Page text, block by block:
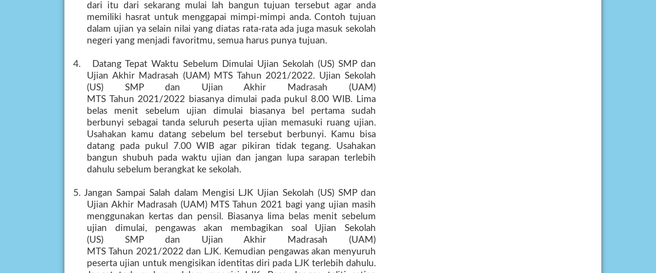
dari itu dari sekarang mulai lah bangun tujuan tersebut agar anda
memiliki hasrat untuk menggapai mimpi-mimpi anda. Contoh tujuan
dalam ujian ya selain nilai yang diatas rata-rata ada juga masuk sekolah
negeri yang menjadi favoritmu, semua harus punya tujuan.
4. Datang Tepat Waktu Sebelum Dimulai Ujian Sekolah (US)SM P dan
Ujian Akhir Madrasah (UAM) MTS Tahun 2021/2022. Ujian Sekolah
(US) SM P dan Ujian Akhir Madrasah (UAM)
MTS Tahun 2021/2022 biasanya dimulai pada pukul 8.00 WIB. Lima
belas menit sebelum ujian dimulai biasanya bel pertama sudah
berbunyi sebagai tanda seluruh peserta ujian memasuki ruang ujian.
Usahakan kamu datang sebelum bel tersebut berbunyi. Kamu bisa
datang pada pukul 7.00 WIB agar pikiran tidak tegang. Usahakan
bangun shubuh pada waktu ujian dan jangan lupa sarapan terlebih
dahulu sebelum berangkat ke sekolah.
5. Jangan Sampai Salah dalam Mengisi LJK Ujian Sekolah (US) SM P dan
Ujian Akhir Madrasah (UAM) MTS Tahun 2021 bagi yang ujian masih
menggunakan kertas dan pensil. Biasanya lima belas menit sebelum
ujian dimulai, pengawas akan membagikan soal Ujian Sekolah
(US) SM P dan Ujian Akhir Madrasah (UAM)
MTS Tahun 2021/2022 dan LJK. Kemudian pengawas akan menyuruh
peserta ujian untuk mengisikan identitas diri pada LJK terlebih dahulu.